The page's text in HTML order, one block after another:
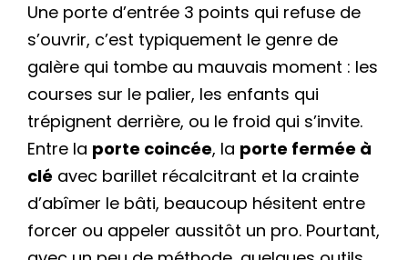
Une porte d’entrée 3 points qui refuse de
s’ouvrir, c’est typiquement le genre de
galère qui tombe au mauvais moment : les
courses sur le palier, les enfants qui
trépignent derrière, ou le froid qui s’invite.
Entre la porte coincée, la porte fermée à
clé avec barillet récalcitrant et la crainte
d’abîmer le bâti, beaucoup hésitent entre
forcer ou appeler aussitôt un pro. Pourtant,